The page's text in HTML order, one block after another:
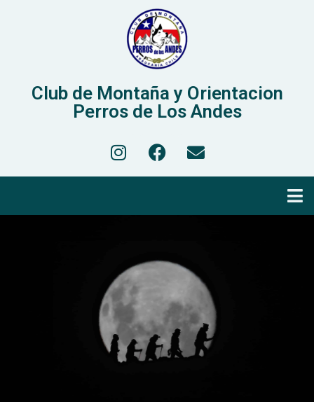
Club de Montaña y Orientacion
Perros de Los Andes